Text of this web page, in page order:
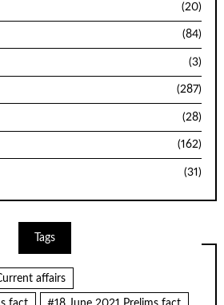
(20)
(84)
(3)
(287)
(28)
(162)
(31)
Tags
affairs